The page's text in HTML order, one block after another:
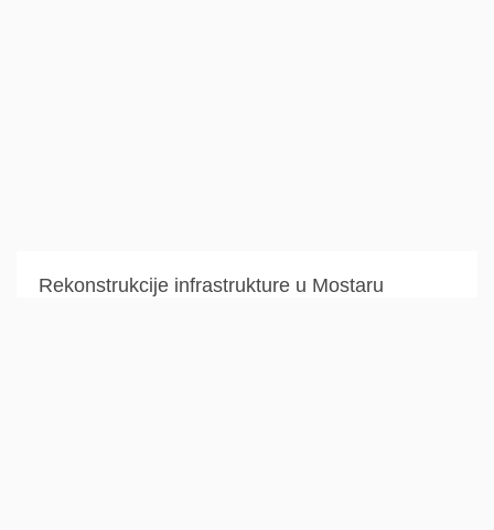
Rekonstrukcije infrastrukture u Mostaru